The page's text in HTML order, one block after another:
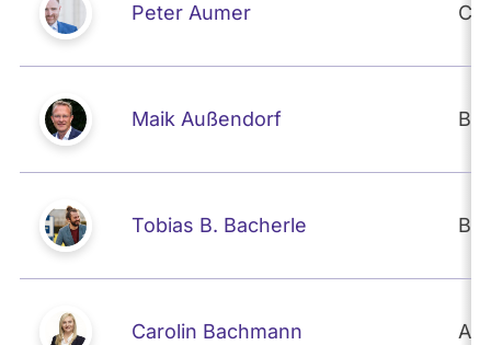
Peter Aumer
Maik Außendorf
Tobias B. Bacherle
Carolin Bachmann